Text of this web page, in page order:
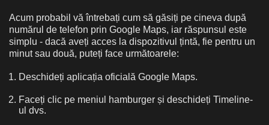
Acum probabil vă întrebați cum să găsiți pe cineva după
numărul de telefon prin Google Maps, iar răspunsul este
simplu - dacă aveți acces la dispozitivul țintă, fie pentru un
minut sau două, puteți face următoarele:
Deschideți aplicația oficială Google Maps.
Faceți clic pe meniul hamburger și deschideți Timeline-
ul dvs.